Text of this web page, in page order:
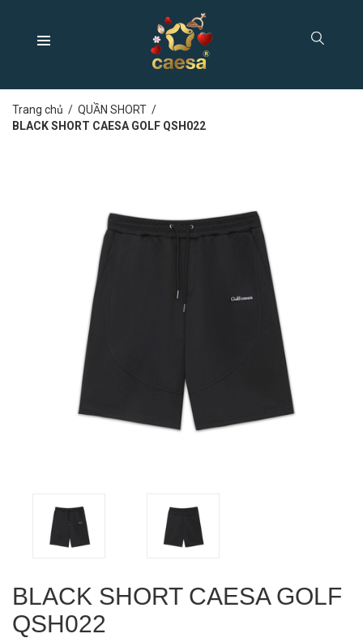
Trang chủ / QUẦN SHORT /
BLACK SHORT CAESA GOLF QSH022
BLACK SHORT CAESA GOLF
QSH022